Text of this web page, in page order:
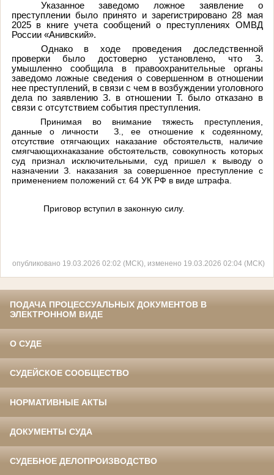
Указанное заведомо ложное заявление о
преступлении было принято и зарегистрировано 28 мая
2025 в книге учета сообщений о преступлениях ОМВД
России «Анивский».
Однако в ходе проведения доследственной
проверки было достоверно установлено, что З.
умышленно сообщила в правоохранительные органы
заведомо ложные сведения о совершенном в отношении
нее преступлений, в связи с чем в возбуждении уголовного
дела по заявлению З. в отношении Т. было отказано в
связи с отсутствием события преступления.
Принимая во внимание тяжесть преступления,
данные о личности З., ее отношение к содеянному,
отсутствие отягчающих наказание обстоятельств, наличие
смягчающихнаказание обстоятельств, совокупность которых
суд признал исключительными, суд пришел к выводу о
назначении З. наказания за совершенное преступление с
применением положений ст. 64 УК РФ в виде штрафа.
Приговор вступил в законную силу.
опубликовано 19.03.2026 02:02 (МСК), изменено 19.03.2026 02:04 (МСК)
ПОДАЧА ПРОЦЕССУАЛЬНЫХ ДОКУМЕНТОВ В
ЭЛЕКТРОННОМ ВИДЕ
О СУДЕ
СУДЕЙСКОЕ СООБЩЕСТВО
НОРМАТИВНЫЕ АКТЫ
ДОКУМЕНТЫ СУДА
СУДЕБНОЕ ДЕЛОПРОИЗВОДСТВО